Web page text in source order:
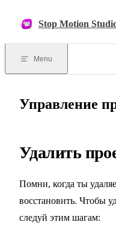
Stop Motion
Menu
Управление
Удалить
Помни, когда ты
восстановить. Чтобы
следуй этим шагам: